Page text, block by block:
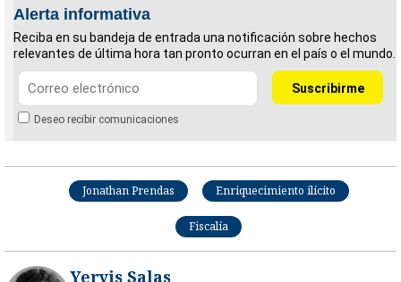
Alerta informativa
Reciba en su bandeja de entrada una notificación sobre hechos
relevantes de última hora tan pronto ocurran en el país o el mundo.
Deseo recibir comunicaciones
Jonathan Prendas Enriquecimiento ilícito
Fiscalía
Yeryis Salas